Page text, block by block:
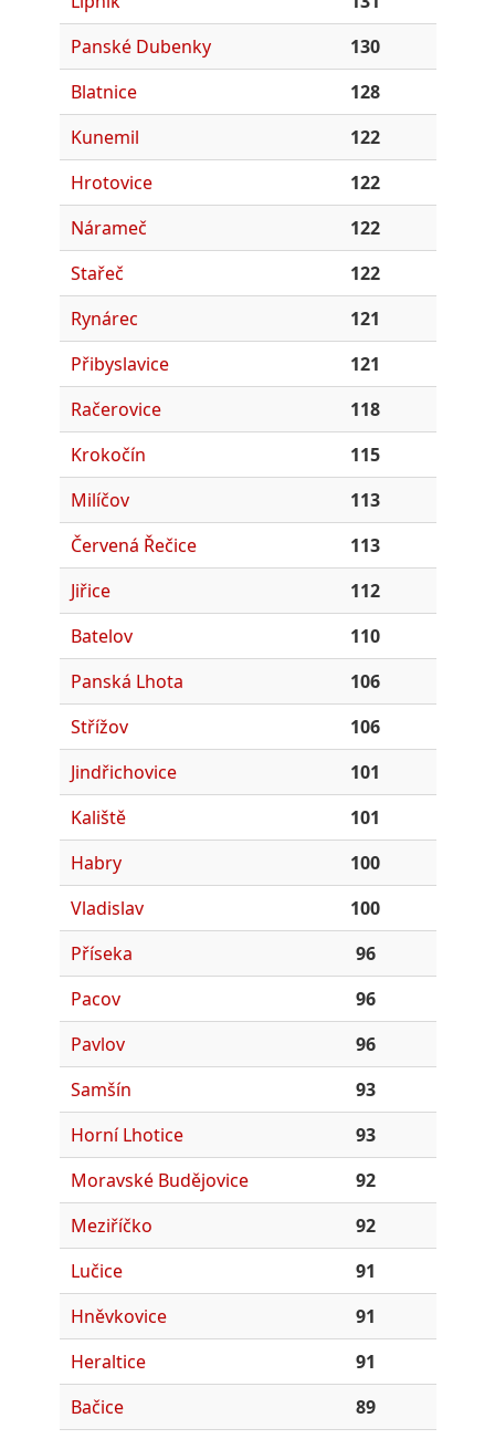
Panské Dubenky
130
Blatnice
128
Kunemil
122
Hrotovice
122
Nárameč
122
Stařeč
122
Rynárec
121
Přibyslavice
121
Račerovice
118
Krokočín
115
Milíčov
113
Červená Řečice
113
Jiřice
112
Batelov
110
Panská Lhota
106
Střížov
106
Jindřichovice
101
Kaliště
101
Habry
100
Vladislav
100
Příseka
96
Pacov
96
Pavlov
96
Samšín
93
Horní Lhotice
93
Moravské Budějovice
92
Meziříčko
92
Lučice
91
Hněvkovice
91
Heraltice
91
Bačice
89